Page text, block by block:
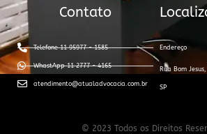
Contato
Telefone 11 95977 - 1585
WhastApp 11 2777 - 4165
atendimento@atualadvocacia.com.br
Endereço
Rua Bom
SP
© 2023 Todos os Direitos